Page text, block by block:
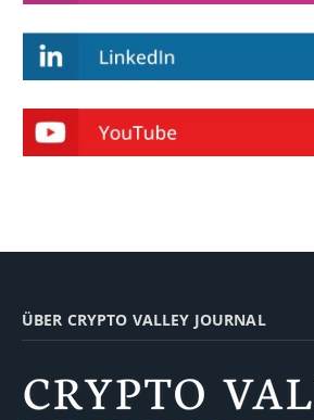
ÜBER CRYPTO VALLEY JOURNAL